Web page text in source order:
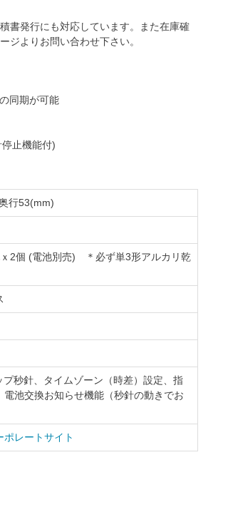
書発行にも対応しています。また在庫確
ジよりお問い合わせ下さい。
同期が可能
止機能付)
行53(mm)
2個 (電池別売) ＊必ず単3形アルカリ乾
秒針、タイムゾーン（時差）設定、指
電池交換お知らせ機能（秒針の動きでお
ポレートサイト